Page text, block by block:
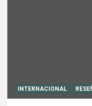
INTERNACIONAL